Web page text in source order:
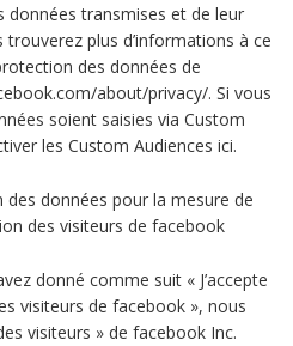
données transmises et de leur
plus d’informations à ce
des données de
about/privacy/. Si vous
soient saisies via Custom
les Custom Audiences ici.
données pour la mesure de
des visiteurs de facebook
donné comme suit « J’accepte
visiteurs de facebook », nous
visiteurs » de facebook Inc.